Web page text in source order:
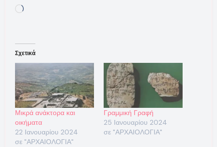
Loading…
Σχετικά
Μικρά ανάκτορα και
οικήματα
22 Ιανουαρίου 2024
σε "ΑΡΧΑΙΟΛΟΓΙΑ"
Γραμμική Γραφή
25 Ιανουαρίου 2024
σε "ΑΡΧΑΙΟΛΟΓΙΑ"